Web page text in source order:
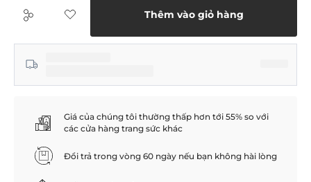
Thêm vào giỏ hàng
Giá của chúng tôi thường thấp hơn tới 55% so với
các cửa hàng trang sức khác
Đổi trả trong vòng 60 ngày nếu bạn không hài lòng